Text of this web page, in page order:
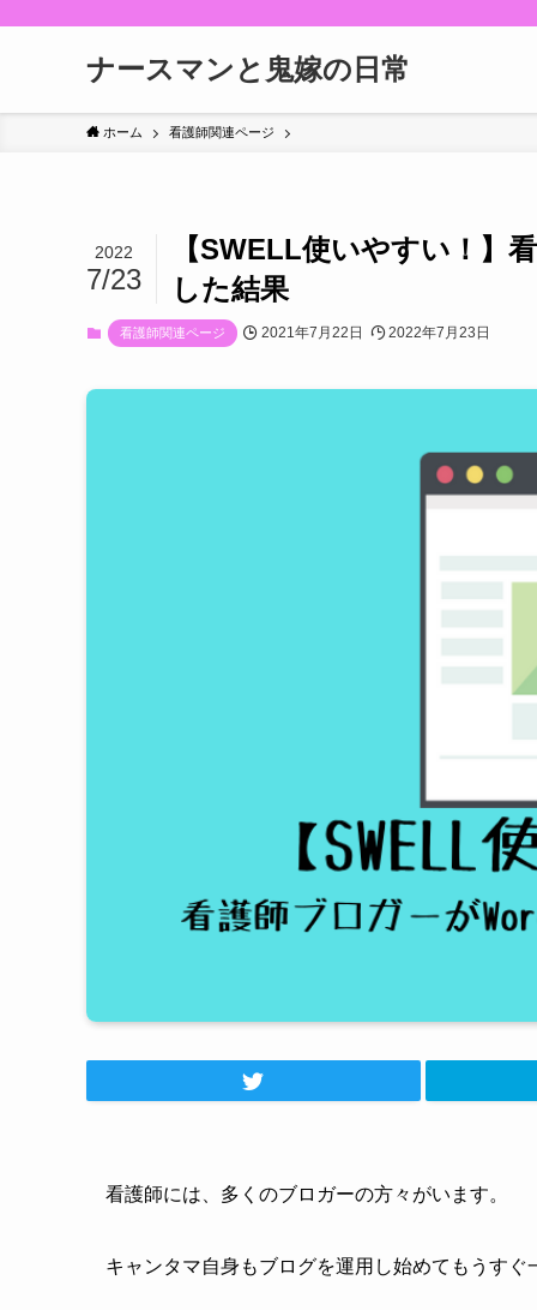
ナースマンと鬼嫁の日常
ホーム 看護師関連ページ
【SWELL使いやすい！】
した結果
2022
7/23
看護師関連ページ 2021年7月22日 2022年7月23日
看護師には、多くのブロガーの方々がいます。
キャンタマ自身もブログを運用し始めてもうす